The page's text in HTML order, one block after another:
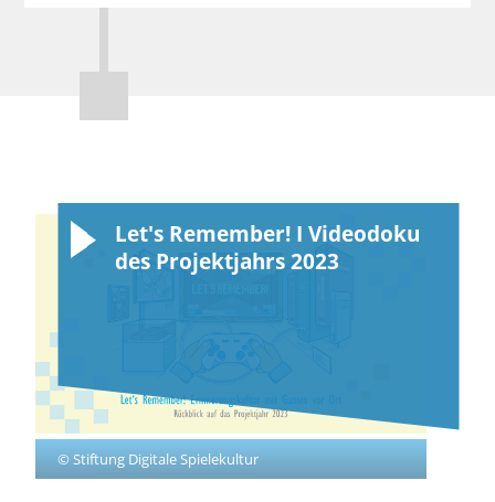
© Stiftung Digitale Spielekultur
Let's Remember! I Videodoku
des Projektjahrs 2023